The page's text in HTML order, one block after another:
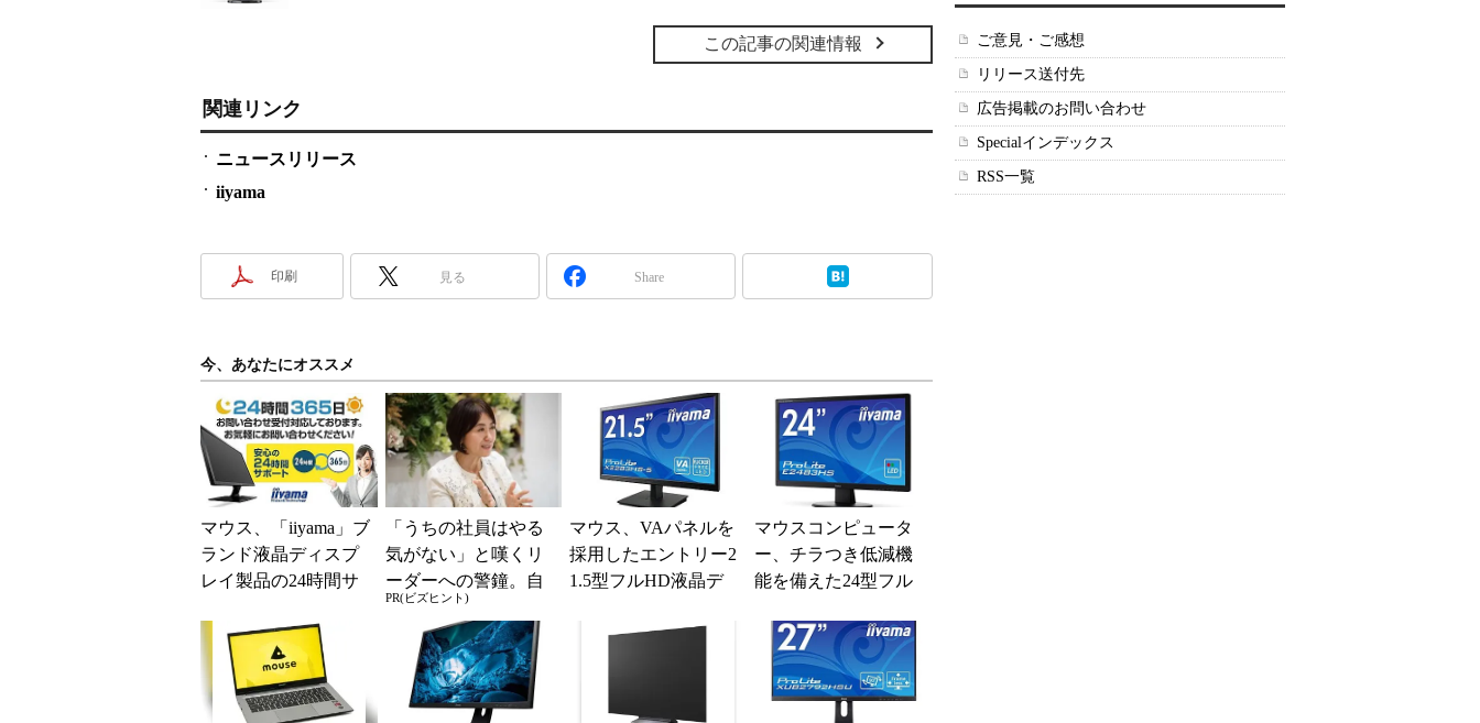
この記事の関連情報
関連リンク
ニュースリリース
iiyama
印刷 見る Share
今、あなたにオススメ
マウス、「iiyama」ブ
ランド液晶ディスプ
レイ製品の24時間サ
「うちの社員はやる
気がない」と嘆くリ
ーダーへの警鐘。自
律型組織をつくる前
に外せない、たった
一つの順番
PR(ビズヒント)
マウス、VAパネルを
採用したエントリー2
1.5型フルHD液晶デ
マウスコンピュータ
ー、チラつき低減機
能を備えた24型フル
83HS」
ご意見・ご感想
リリース送付先
広告掲載のお問い合わせ
Specialインデックス
RSS一覧